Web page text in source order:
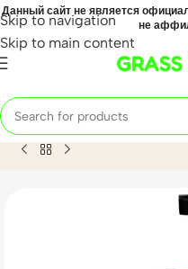
Skip to navigation
Skip to main content
Данный сайт не является
не
Home Mahsulot